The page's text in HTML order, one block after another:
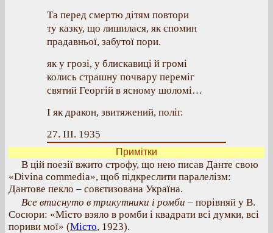
Та перед смертю дітям повтори
ту казку, що лишилася, як спомин
прадавньої, забутої пори.
як у грозі, у блискавиці й громі
колись страшну почвару переміг
святий Георгій в ясному шоломі…
І як дракон, звитяжений, поліг.
27. III. 1935
Примітки
В цій поезії вжито строфу, що нею писав Данте свою
«Divina commedia», щоб підкреслити паралелізм:
Дантове пекло – совєтизована Україна.
Все втиснуто в трикутники і ромби – порівняй у В.
Сосюри: «Місто взяло в ромби і квадрати всі думки, всі
пориви мої» (Місто, 1923).